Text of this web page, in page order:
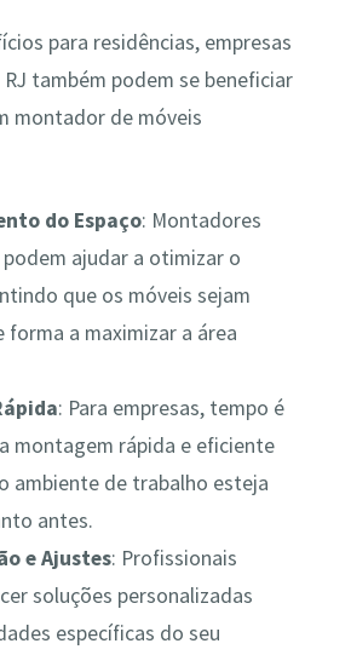
para residências, empresas
também podem se beneficiar
montador de móveis
do Espaço: Montadores
ajudar a otimizar o
que os móveis sejam
forma a maximizar a área
: Para empresas, tempo é
montagem rápida e eficiente
ambiente de trabalho esteja
antes.
e Ajustes: Profissionais
soluções personalizadas
específicas do seu